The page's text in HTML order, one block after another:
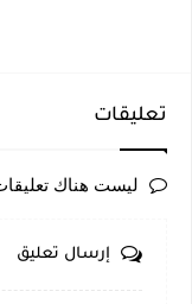
تعليقات
ليست هناك
إرسال تعليق